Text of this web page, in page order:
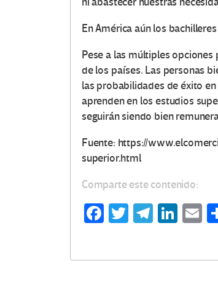
En América aún los
Pese a las múltiples
de los países. Las personas
las probabilidades de éxito
aprenden en los estudios
seguirán siendo bien
Fuente: https://
superior.html
Comparte este contenido:
Fa T
Te
Li
E